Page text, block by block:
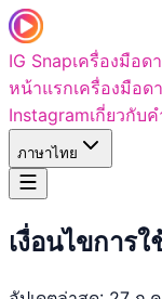
IG Snapเครื่องมือด
หน้าแรกเครื่องมือ
Instagramเกี่ยวกับ
ภาษาไทย
เงื่อนไขการใ